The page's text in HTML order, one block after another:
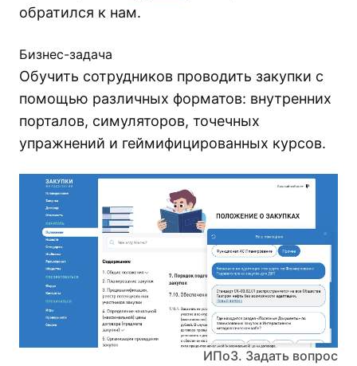
обратился к нам.
Бизнес-задача
Обучить сотрудников проводить закупки с
помощью различных форматов: внутренних
порталов, симуляторов, точечных
упражнений и геймифицированных курсов.
ИПоЗ. Задать вопрос